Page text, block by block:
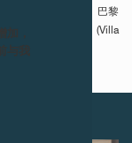
Lambert) 收藏馆、巴黎
斯的阿尔松别墅 (Villa
，
我